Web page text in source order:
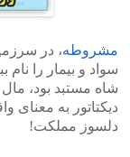
مشروطه، در
سواد و بیمار را نام
شاه مستبد بود،
دیکتاتور به معنای
دلسوز مملکت!